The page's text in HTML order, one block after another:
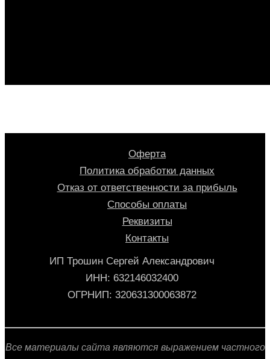
Оферта
Политика обработки данных
Отказ от ответственности за прибыль
Способы оплаты
Реквизиты
Контакты
ИП Трошин Сергей Александрович
ИНН: 632146032400
ОГРНИП: 320631300063872
Все материалы сайта являются выражением частного